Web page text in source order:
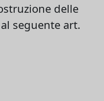
delle
seguente art.